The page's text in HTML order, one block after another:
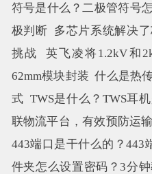
符号是什么？二极管符号
极判断 多芯片系统解决
挑战
英飞凌将1.2kV和
62mm模块封装 什么是热
式 TWS是什么？TWS耳
联物流平台，有效预防运
443端口是干什么的？443
件夹怎么设置密码？3分